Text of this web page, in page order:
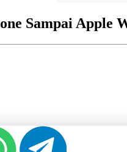
Sampai Apple